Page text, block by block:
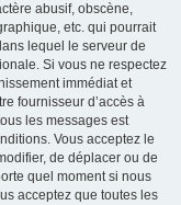
abusif, obscène,
etc. qui pourrait
lequel le serveur de
Si vous ne respectez
immédiat et
fournisseur d’accès à
les messages est
Vous acceptez le
de déplacer ou de
quel moment si nous
acceptez que toutes les